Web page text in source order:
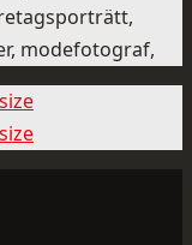
modefotograf,